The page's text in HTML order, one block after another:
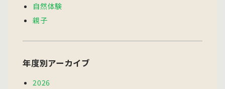
自然体験
親子
年度別アーカイブ
2026